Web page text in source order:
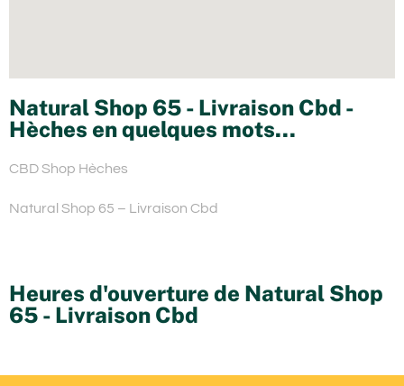
Natural Shop 65 - Livraison Cbd -
Hèches en quelques mots...
CBD Shop Hèches
Natural Shop 65 – Livraison Cbd
Heures d'ouverture de Natural Shop
65 - Livraison Cbd